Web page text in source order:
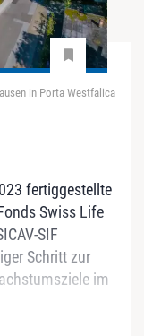
in Porta Westfalica
fertiggestellte
Swiss Life
SIF
Schritt zur
im